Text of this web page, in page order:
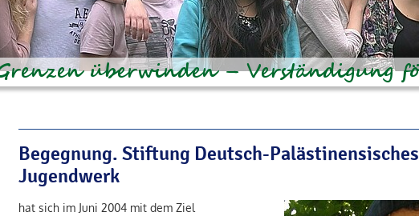
Begegnung. Stiftung Deutsch-Palästinensisches
Jugendwerk
hat sich im Juni 2004 mit dem Ziel